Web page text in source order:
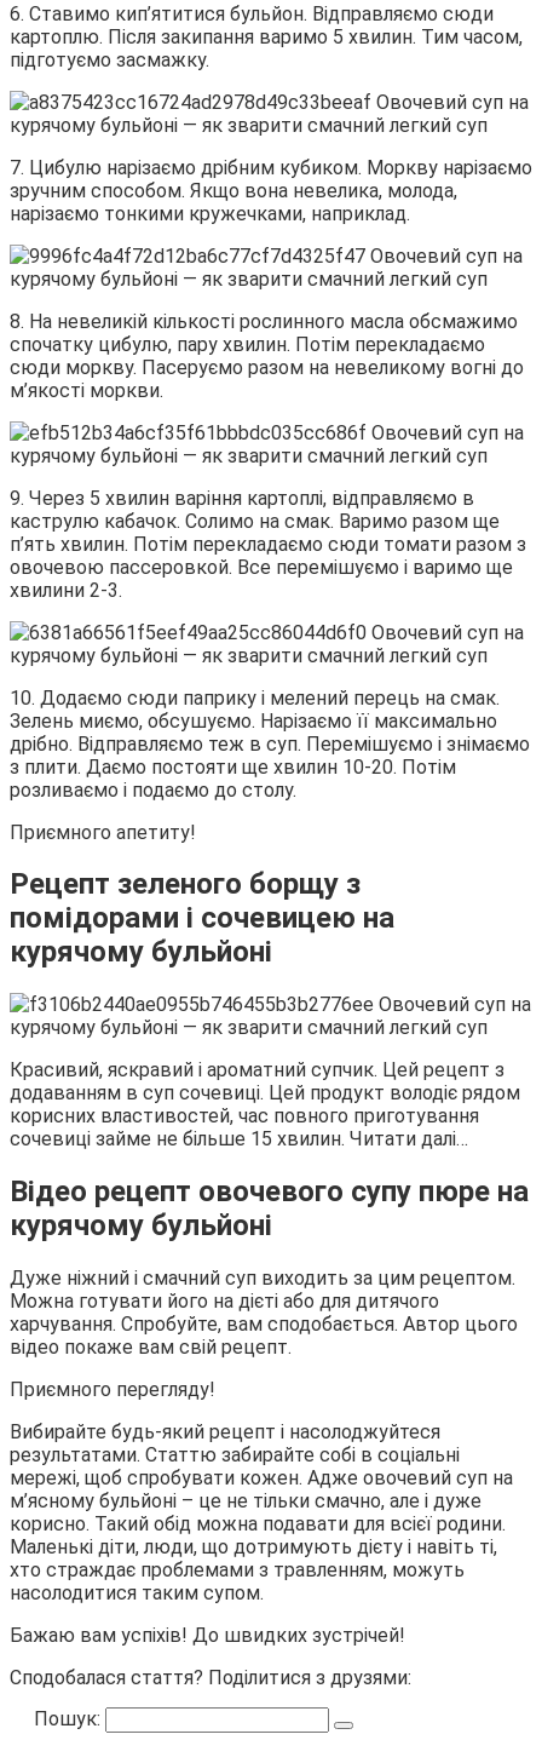
6. Ставимо кип’ятитися бульйон. Відправляємо сюди
картоплю. Після закипання варимо 5 хвилин. Тим часом,
підготуємо засмажку.
7. Цибулю нарізаємо дрібним кубиком. Моркву нарізаємо
зручним способом. Якщо вона невелика, молода,
нарізаємо тонкими кружечками, наприклад.
8. На невеликій кількості рослинного масла обсмажимо
спочатку цибулю, пару хвилин. Потім перекладаємо
сюди моркву. Пасеруємо разом на невеликому вогні до
м’якості моркви.
9. Через 5 хвилин варіння картоплі, відправляємо в
каструлю кабачок. Солимо на смак. Варимо разом ще
п’ять хвилин. Потім перекладаємо сюди томати разом з
овочевою пассеровкой. Все перемішуємо і варимо ще
хвилини 2-3.
10. Додаємо сюди паприку і мелений перець на смак.
Зелень миємо, обсушуємо. Нарізаємо її максимально
дрібно. Відправляємо теж в суп. Перемішуємо і знімаємо
з плити. Даємо постояти ще хвилин 10-20. Потім
розливаємо і подаємо до столу.
Приємного апетиту!
Рецепт зеленого борщу з
помідорами і сочевицею на
курячому бульйоні
Красивий, яскравий і ароматний супчик. Цей рецепт з
додаванням в суп сочевиці. Цей продукт володіє рядом
корисних властивостей, час повного приготування
сочевиці займе не більше 15 хвилин. Читати далі…
Відео рецепт овочевого супу пюре на
курячому бульйоні
Дуже ніжний і смачний суп виходить за цим рецептом.
Можна готувати його на дієті або для дитячого
харчування. Спробуйте, вам сподобається. Автор цього
відео покаже вам свій рецепт.
Приємного перегляду!
Вибирайте будь-який рецепт і насолоджуйтеся
результатами. Статтю забирайте собі в соціальні
мережі, щоб спробувати кожен. Адже овочевий суп на
м’ясному бульйоні – це не тільки смачно, але і дуже
корисно. Такий обід можна подавати для всієї родини.
Маленькі діти, люди, що дотримують дієту і навіть ті,
хто страждає проблемами з травленням, можуть
насолодитися таким супом.
Бажаю вам успіхів! До швидких зустрічей!
Сподобалася стаття? Поділитися з друзями:
Пошук: